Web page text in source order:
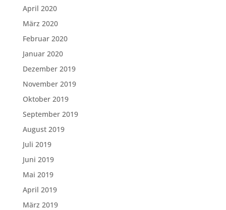
April 2020
März 2020
Februar 2020
Januar 2020
Dezember 2019
November 2019
Oktober 2019
September 2019
August 2019
Juli 2019
Juni 2019
Mai 2019
April 2019
März 2019